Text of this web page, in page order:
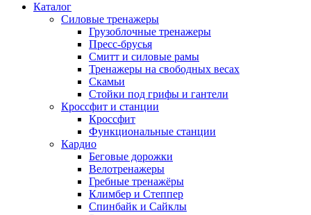
Каталог
Силовые тренажеры
Грузоблочные тренажеры
Пресс-брусья
Смитт и силовые рамы
Тренажеры на свободных весах
Скамьи
Стойки под грифы и гантели
Кроссфит и станции
Кроссфит
Функциональные станции
Кардио
Беговые дорожки
Велотренажеры
Гребные тренажёры
Климбер и Степпер
Спинбайк и Сайклы